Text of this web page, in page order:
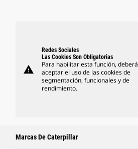
warning
Redes Sociales
Las Cookies Son Obligatorias
Para habilitar esta función, deberá
aceptar el uso de las cookies de
segmentación, funcionales y de
rendimiento.
Marcas De Caterpillar